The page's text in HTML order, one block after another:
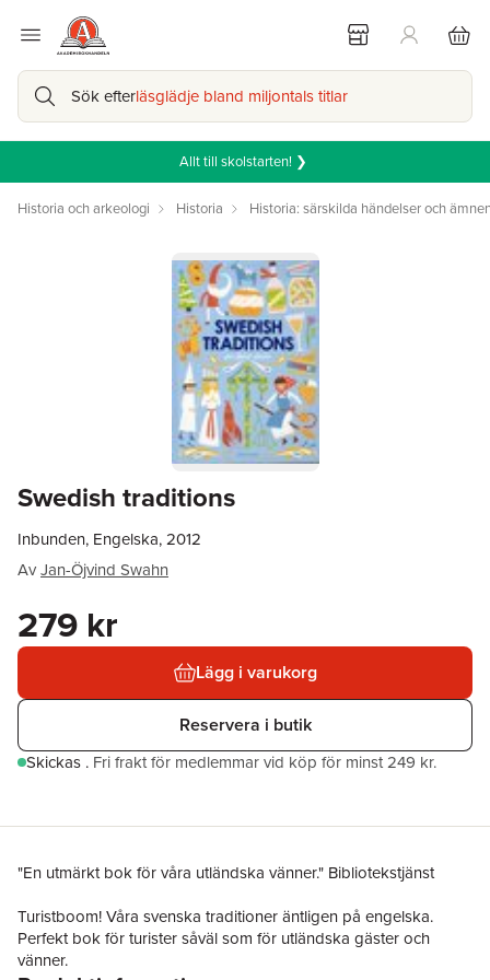
Sök efterläsglädje bland miljontals titlar
Allt till skolstarten! ❯
Historia och arkeologi Historia Historia: särskilda händelser och
Swedish traditions
Inbunden, Engelska, 2012
AvJan-Öjvind Swahn
279 kr
Lägg i varukorg
Reservera i butik
Skickas . Fri frakt för medlemmar vid köp för minst 249 kr.
"En utmärkt bok för våra utländska vänner." Bibliotekstjänst
Turistboom! Våra svenska traditioner äntligen på engelska.
Perfekt bok för turister såväl som för utländska gäster och
vänner.